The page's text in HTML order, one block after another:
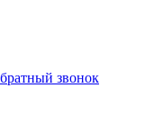
звонок